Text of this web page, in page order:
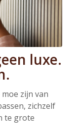
luxe.
zijn van
zichzelf
te grote